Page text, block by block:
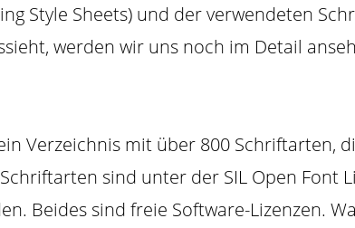
Style Sheets) und der verwendeten
werden wir uns noch im Detail
Verzeichnis mit über 800 Schriftarten,
sind unter der SIL Open Font
Beides sind freie Software-Lizenzen.